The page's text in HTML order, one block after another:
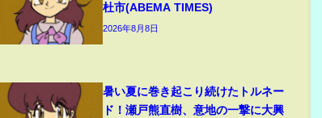
杜市(ABEMA TIMES)
2026年8月8日
暑い夏に巻き起こり続けたトルネー
ド！瀬戸熊直樹、意地の一撃に大興